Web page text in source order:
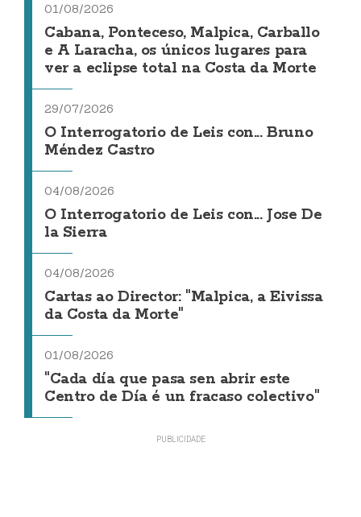
01/08/2026
Cabana, Ponteceso, Malpica, Carballo
e A Laracha, os únicos lugares para
ver a eclipse total na Costa da Morte
29/07/2026
O Interrogatorio de Leis con... Bruno
Méndez Castro
04/08/2026
O Interrogatorio de Leis con... Jose De
la Sierra
04/08/2026
Cartas ao Director: "Malpica, a Eivissa
da Costa da Morte"
01/08/2026
"Cada día que pasa sen abrir este
Centro de Día é un fracaso colectivo"